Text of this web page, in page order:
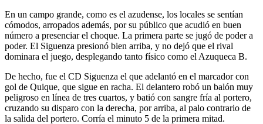
En un campo grande, como es el azudense, los locales se sentían
cómodos, arropados además, por su público que acudió en buen
número a presenciar el choque. La primera parte se jugó de poder a
poder. El Siguenza presionó bien arriba, y no dejó que el rival
dominara el juego, desplegando tanto físico como el Azuqueca B.
De hecho, fue el CD Siguenza el que adelantó en el marcador con
gol de Quique, que sigue en racha. El delantero robó un balón muy
peligroso en línea de tres cuartos, y batió con sangre fría al portero,
cruzando su disparo con la derecha, por arriba, al palo contrario de
la salida del portero. Corría el minuto 5 de la primera mitad.